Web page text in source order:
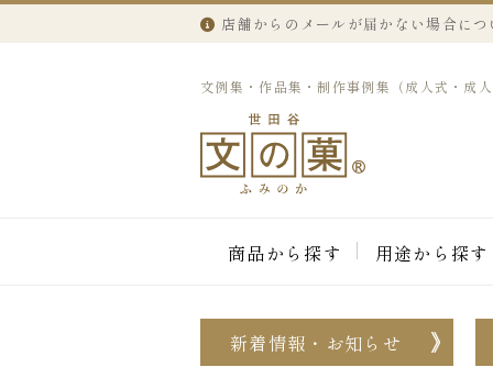
店舗からのメールが届かない場合に
文例集・作品集・制作事例集（成人式・成
商品から探す 用途から探す
新着情報・お知らせ